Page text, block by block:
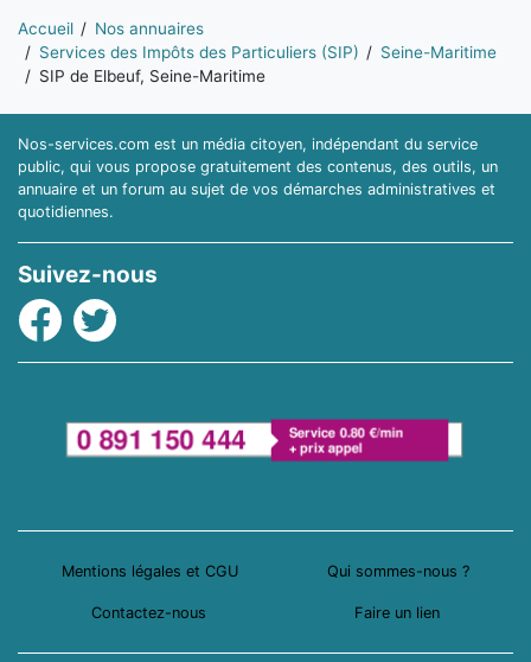
Vous êtes ici:
Accueil
Nos annuaires
Services des Impôts des Particuliers (SIP)
Seine-Maritime
SIP de Elbeuf, Seine-Maritime
Nos-services.com est un média citoyen, indépendant du service
public, qui vous propose gratuitement des contenus, des outils, un
annuaire et un forum au sujet de vos démarches administratives et
quotidiennes.
Suivez-nous
Facebook
Twitter
Mentions légales et CGU Qui sommes-nous ?
Contactez-nous Faire un lien